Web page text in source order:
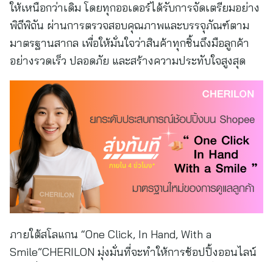
ให้เหนือกว่าเดิม โดยทุกออเดอร์ได้รับการจัดเตรียมอย่าง
พิถีพิถัน ผ่านการตรวจสอบคุณภาพและบรรจุภัณฑ์ตาม
มาตรฐานสากล เพื่อให้มั่นใจว่าสินค้าทุกชิ้นถึงมือลูกค้า
อย่างรวดเร็ว ปลอดภัย และสร้างความประทับใจสูงสุด
ภายใต้สโลแกน “One Click, In Hand, With a
Smile”CHERILON มุ่งมั่นที่จะทำให้การช้อปปิ้งออนไลน์